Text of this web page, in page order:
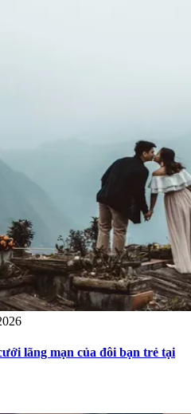
lãng mạn của đôi bạn trẻ tại